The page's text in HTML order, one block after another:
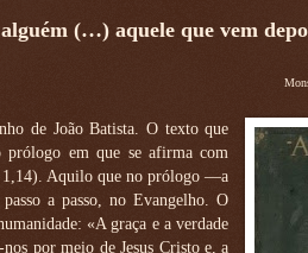
(…) aquele que vem
de João Batista. O texto que
prólogo em que se afirma com
1,14). Aquilo que no prólogo —a
a passo, no Evangelho. O
«A graça e a verdade
por meio de Jesus Cristo e, a